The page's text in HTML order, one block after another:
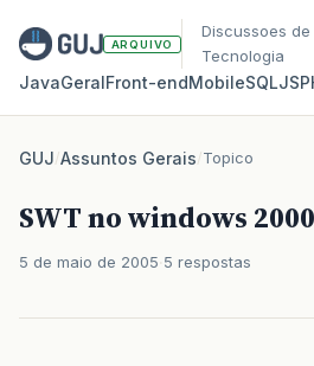
ARQUIVO
Discussoes
Tecnologia
JavaGeralFront‑endMobileSQLJS
GUJ/Assuntos Gerais/Topico
SWT no windows
5 de maio de 2005 5 respostas